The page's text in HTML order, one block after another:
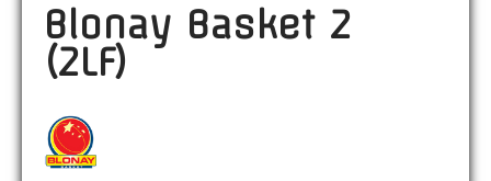
Blonay Basket 2
(2LF)